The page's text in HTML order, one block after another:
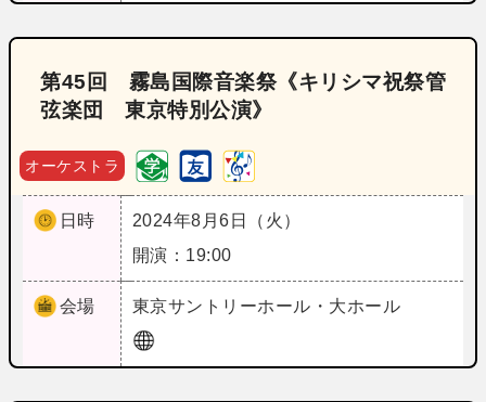
第45回 霧島国際音楽祭《キリシマ祝祭管
弦楽団 東京特別公演》
オーケストラ
日時
2024年8月6日（火）
開演：19:00
会場 東京サントリーホール・大ホール